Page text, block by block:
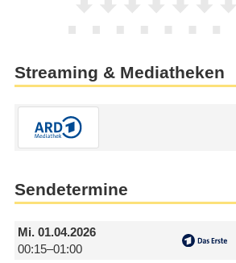
Streaming & Mediatheken
Sendetermine
Mi.01.04.2026
00:15–01:00